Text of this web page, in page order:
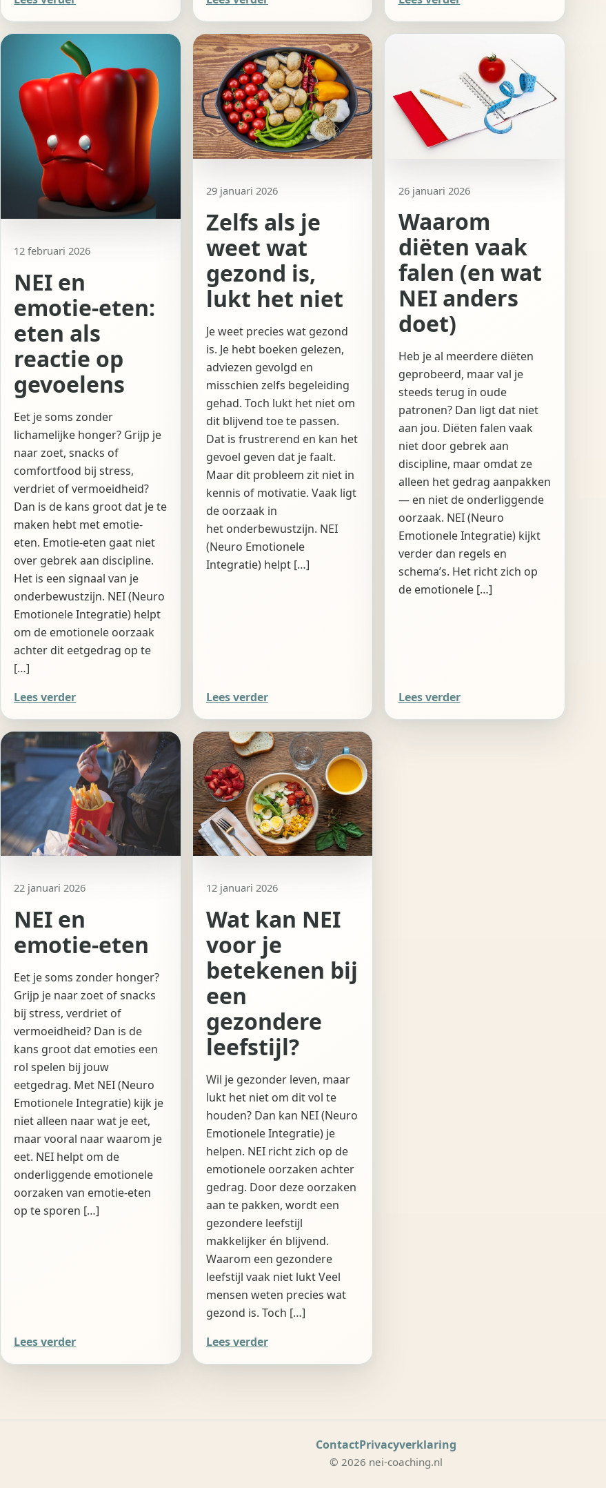
12 februari 2026
NEI en
emotie-eten:
eten als
reactie op
gevoelens
Eet je soms zonder
lichamelijke honger? Grijp je
naar zoet, snacks of
comfortfood bij stress,
verdriet of vermoeidheid?
Dan is de kans groot dat je te
maken hebt met emotie-
eten. Emotie-eten gaat niet
over gebrek aan discipline.
Het is een signaal van je
onderbewustzijn. NEI (Neuro
Emotionele Integratie) helpt
om de emotionele oorzaak
achter dit eetgedrag op te
[…]
Lees verder
29 januari 2026
Zelfs als je
weet wat
gezond is,
lukt het niet
Je weet precies wat gezond
is. Je hebt boeken gelezen,
adviezen gevolgd en
misschien zelfs begeleiding
gehad. Toch lukt het niet om
dit blijvend toe te passen.
Dat is frustrerend en kan het
gevoel geven dat je faalt.
Maar dit probleem zit niet in
kennis of motivatie. Vaak ligt
de oorzaak in
het onderbewustzijn. NEI
(Neuro Emotionele
Integratie) helpt […]
Lees verder
26 januari 2026
Waarom
diëten vaak
falen (en wat
NEI anders
doet)
Heb je al meerdere diëten
geprobeerd, maar val je
steeds terug in oude
patronen? Dan ligt dat niet
aan jou. Diëten falen vaak
niet door gebrek aan
discipline, maar omdat ze
alleen het gedrag aanpakken
— en niet de onderliggende
oorzaak. NEI (Neuro
Emotionele Integratie) kijkt
verder dan regels en
schema’s. Het richt zich op
de emotionele […]
Lees verder
22 januari 2026
NEI en
emotie-eten
Eet je soms zonder honger?
Grijp je naar zoet of snacks
bij stress, verdriet of
vermoeidheid? Dan is de
kans groot dat emoties een
rol spelen bij jouw
eetgedrag. Met NEI (Neuro
Emotionele Integratie) kijk je
niet alleen naar wat je eet,
maar vooral naar waarom je
eet. NEI helpt om de
onderliggende emotionele
oorzaken van emotie-eten
op te sporen […]
Lees verder
12 januari 2026
Wat kan NEI
voor je
betekenen bij
een
gezondere
leefstijl?
Wil je gezonder leven, maar
lukt het niet om dit vol te
houden? Dan kan NEI (Neuro
Emotionele Integratie) je
helpen. NEI richt zich op de
emotionele oorzaken achter
gedrag. Door deze oorzaken
aan te pakken, wordt een
gezondere leefstijl
makkelijker én blijvend.
Waarom een gezondere
leefstijl vaak niet lukt Veel
mensen weten precies wat
gezond is. Toch […]
Lees verder
ContactPrivacyverklaring
© 2026 nei-coaching.nl